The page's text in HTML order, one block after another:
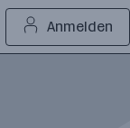
Anmelden